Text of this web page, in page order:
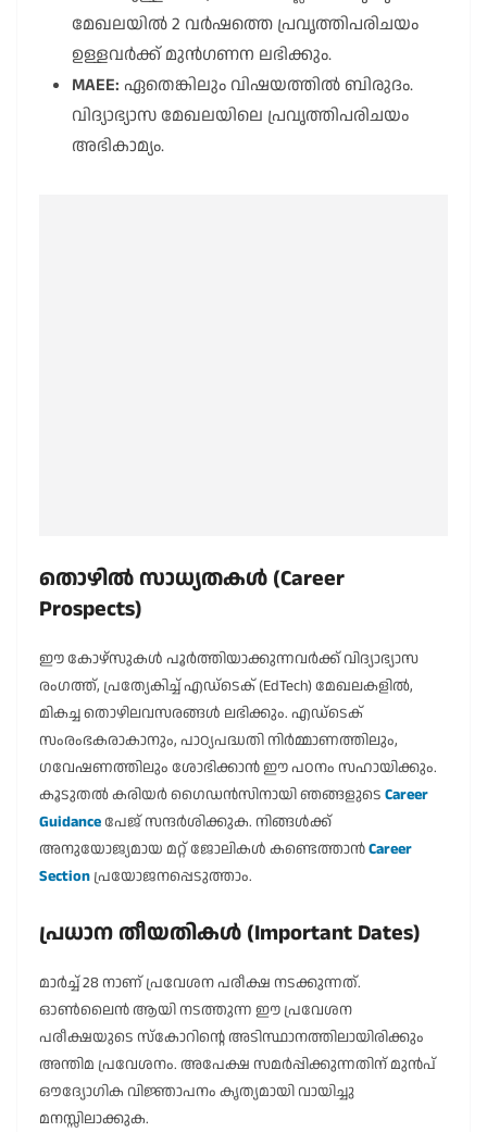
മേഖലയിൽ 2 വർഷത്തെ പ്രവൃത്തിപരിചയം
ഉള്ളവർക്ക് മുൻഗണന ലഭിക്കും.
MAEE: ഏതെങ്കിലും വിഷയത്തിൽ ബിരുദം.
വിദ്യാഭ്യാസ മേഖലയിലെ പ്രവൃത്തിപരിചയം
അഭികാമ്യം.
തൊഴിൽ സാധ്യതകൾ (Career
Prospects)
ഈ കോഴ്സുകൾ പൂർത്തിയാക്കുന്നവർക്ക് വിദ്യാഭ്യാസ
രംഗത്ത്, പ്രത്യേകിച്ച് എഡ്‌ടെക് (EdTech) മേഖലകളിൽ,
മികച്ച തൊഴിലവസരങ്ങൾ ലഭിക്കും. എഡ്‌ടെക്
സംരംഭകരാകാനും, പാഠ്യപദ്ധതി നിർമ്മാണത്തിലും,
ഗവേഷണത്തിലും ശോഭിക്കാൻ ഈ പഠനം സഹായിക്കും.
കൂടുതൽ കരിയർ ഗൈഡൻസിനായി ഞങ്ങളുടെ Career
Guidanceപേജ് സന്ദർശിക്കുക. നിങ്ങൾക്ക്
അനുയോജ്യമായ മറ്റ് ജോലികൾ കണ്ടെത്താൻCareer
Section പ്രയോജനപ്പെടുത്താം.
പ്രധാന തീയതികൾ (Important Dates)
മാർച്ച് 28 നാണ് പ്രവേശന പരീക്ഷ നടക്കുന്നത്.
ഓൺലൈൻ ആയി നടത്തുന്ന ഈ പ്രവേശന
പരീക്ഷയുടെ സ്കോറിന്റെ അടിസ്ഥാനത്തിലായിരിക്കും
അന്തിമ പ്രവേശനം. അപേക്ഷ സമർപ്പിക്കുന്നതിന് മുൻപ്
ഔദ്യോഗിക വിജ്ഞാപനം കൃത്യമായി വായിച്ചു
മനസ്സിലാക്കുക.